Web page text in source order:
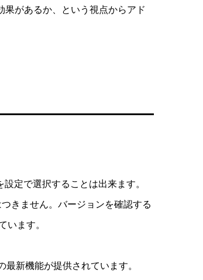
があるか、という視点からアド
定で選択することは出来ます。
きません。バージョンを確認する
ます。
新機能が提供されています。